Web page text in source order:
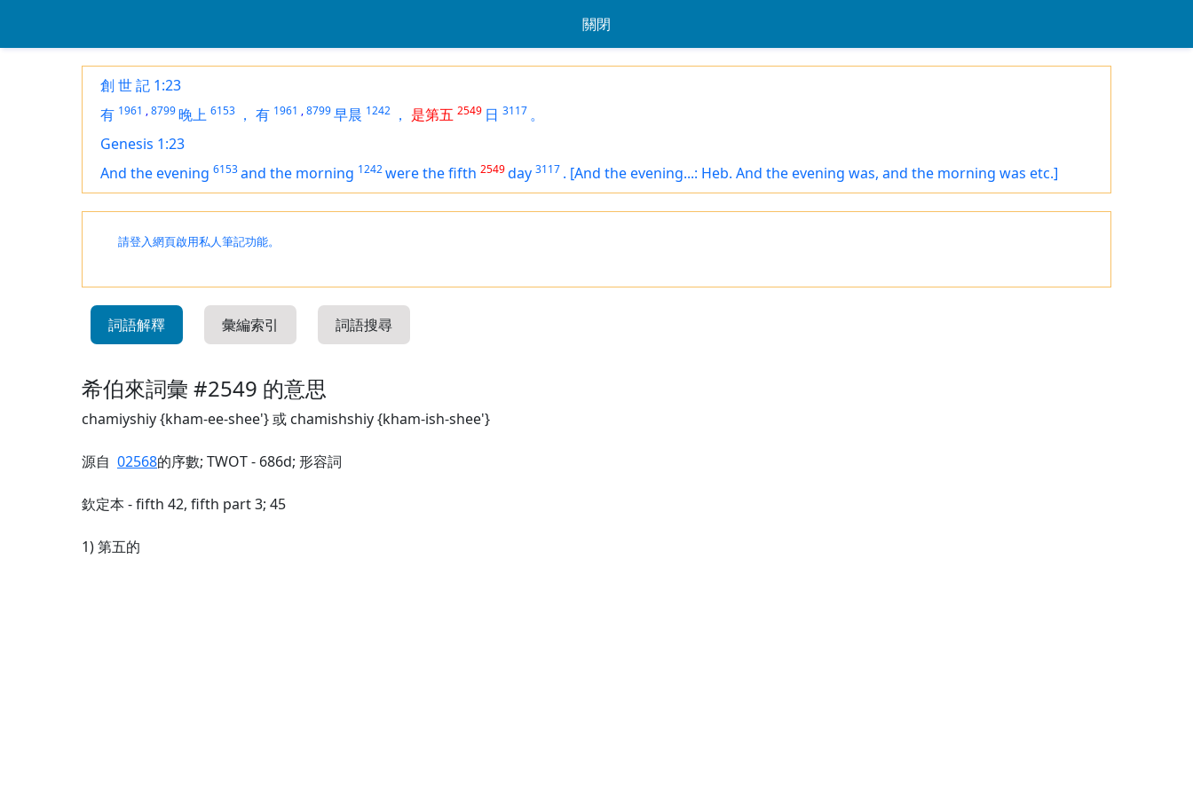
關閉
創 世 記 1:23
有 1961 ,8799晚上 6153 ， 有 1961 ,8799早晨 1242 ， 是第五 2549 日 3117 。
Genesis 1:23
And the evening 6153and the morning 1242were the fifth 2549day 3117 . [And the evening...: Heb. And the evening was, and the morning was etc.]
請登入網頁啟用私人筆記功能。
詞語解釋 彙編索引 詞語搜尋
希伯來詞彙 #2549 的意思
chamiyshiy {kham-ee-shee'} 或 chamishshiy {kham-ish-shee'}
源自 02568的序數; TWOT - 686d; 形容詞
欽定本 - fifth 42, fifth part 3; 45
1) 第五的